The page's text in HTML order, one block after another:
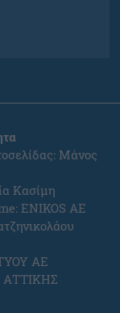
Μάνος
Κασίμη
ENIKOS AE
ΑΕ
ΑΤΤΙΚΗΣ